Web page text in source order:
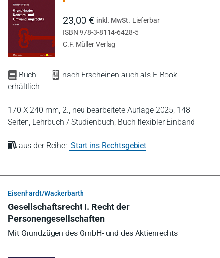
Buch
nach Erscheinen auch als E-Book
erhältlich
170 X 240 mm, 2., neu bearbeitete Auflage 2025, 148
Seiten, Lehrbuch / Studienbuch, Buch flexibler Einband
aus der Reihe: Start ins Rechtsgebiet
23,00 € inkl. MwSt. Lieferbar
ISBN 978-3-8114-6428-5
C.F. Müller Verlag
Eisenhardt/Wackerbarth
Gesellschaftsrecht I. Recht der
Personengesellschaften
Mit Grundzügen des GmbH- und des Aktienrechts